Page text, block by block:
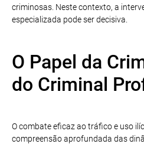
criminosas. Neste contexto, a
especializada pode ser decisiva.
O Papel da
do Criminal
O combate eficaz ao tráfico e uso
compreensão aprofundada das